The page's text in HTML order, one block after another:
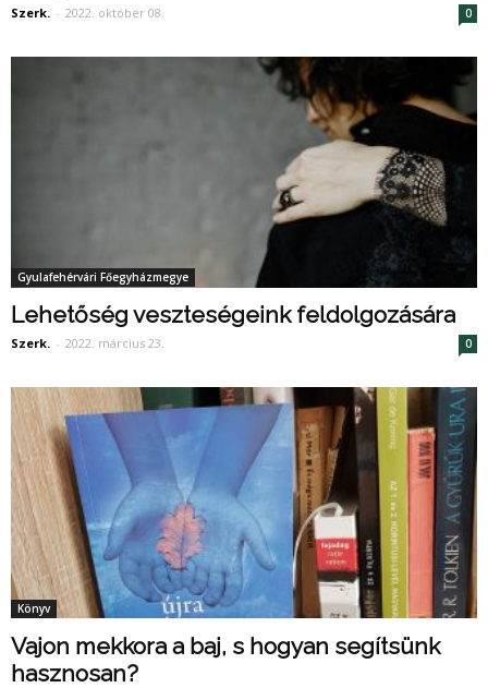
Szerk. - 2022. október 08. 0
Gyulafehérvári Főegyházmegye
Lehetőség veszteségeink feldolgozására
Szerk. - 2022. március 23. 0
Könyv
Vajon mekkora a baj, s hogyan segítsünk
hasznosan?